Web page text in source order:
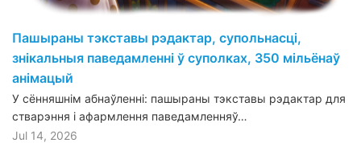
Пашыраны тэкставы рэдактар, супольнасці,
знікальныя паведамленні ў суполках, 350 мільёнаў
анімацый
У сённяшнім абнаўленні: пашыраны тэкставы рэдактар для
стварэння і афармлення паведамленняў…
Jul 14, 2026